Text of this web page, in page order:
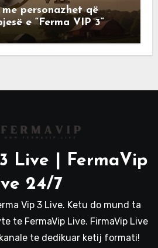
personazhet që
e “Ferma VIP 3”
Live | FermaVip
24/7
Vip 3 Live. Ketu do mund ta
te FermaVip Live. FirmaVip Live
te dedikuar ketij formati!